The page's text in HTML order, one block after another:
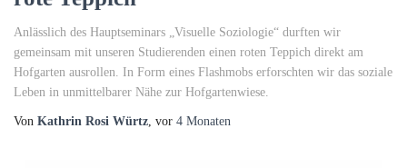
Anlässlich des Hauptseminars „Visuelle Soziologie“ durften wir
gemeinsam mit unseren Studierenden einen roten Teppich direkt am
Hofgarten ausrollen. In Form eines Flashmobs erforschten wir das soziale
Leben in unmittelbarer Nähe zur Hofgartenwiese.
Von Kathrin Rosi Würtz , vor 4 Monaten